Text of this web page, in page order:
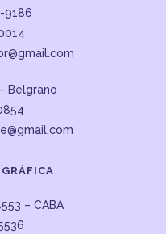
9186
Belgrano
– CABA